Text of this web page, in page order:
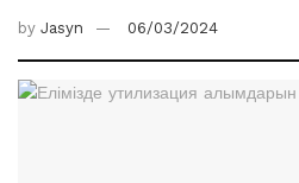
by Jasyn 06/03/2024